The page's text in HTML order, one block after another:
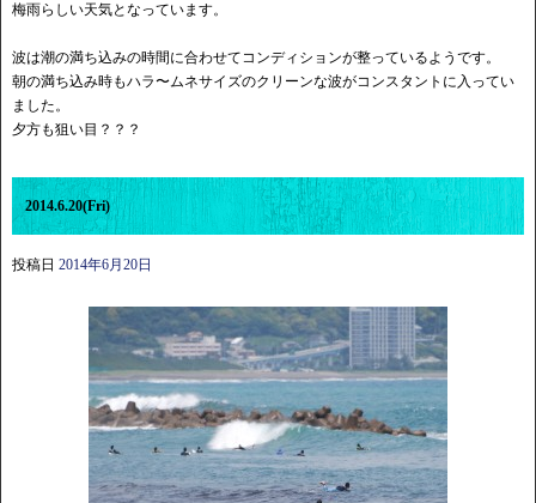
梅雨らしい天気となっています。
波は潮の満ち込みの時間に合わせてコンディションが整っているようです。
朝の満ち込み時もハラ〜ムネサイズのクリーンな波がコンスタントに入ってい
ました。
夕方も狙い目？？？
2014.6.20(Fri)
投稿日 2014年6月20日